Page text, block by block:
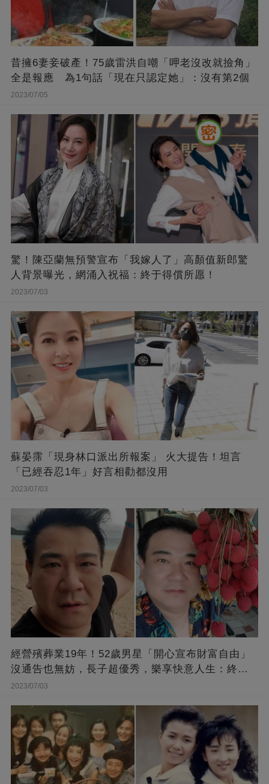
昔擁6妻妾破產！75歲雷洪自嘲「呷老沒改就撿角」
全是報應 為1句話「現在只認定她」：沒有第2個
2023/07/05
驚！陳亞蘭無預警宣布「我嫁人了」高顏值新郎驚
人背景曝光，網涌入祝福：終于得償所愿！
2023/07/03
蘇晏霈「現身林口派出所報案」 火大提告！坦言
「已經吞忍1年」好言相勸都沒用
2023/07/03
經營殯葬業19年！52歲男星「開心宣布財富自由」
沒通告也無妨，長子超優秀，樂享快意人生：終于
能遊山玩水！
2023/07/03